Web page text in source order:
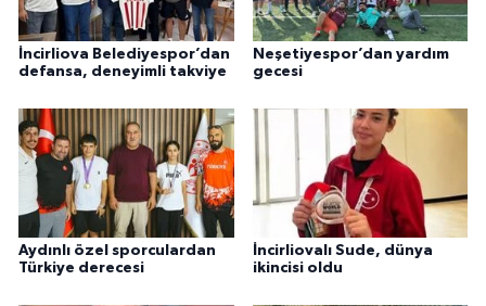
İncirliova Belediyespor’dan
defansa, deneyimli takviye
Neşetiyespor’dan yardım
gecesi
Aydınlı özel sporculardan
Türkiye derecesi
İncirliovalı Sude, dünya
ikincisi oldu